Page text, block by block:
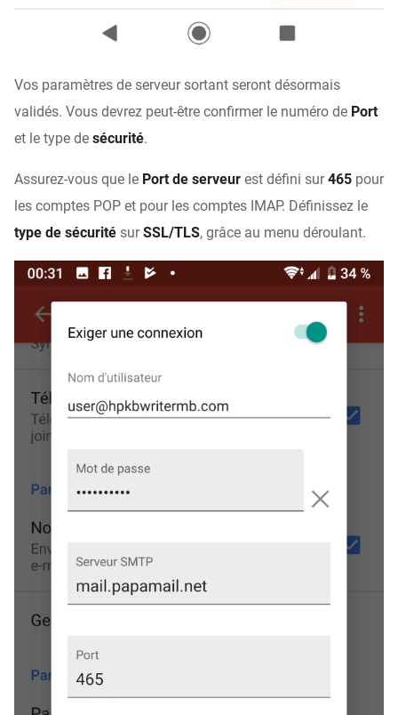
Vos paramètres de serveur sortant seront désormais
validés. Vous devrez peut-être confirmer le numéro de Port
et le type de sécurité.
Assurez-vous que le Port de serveur est défini sur465 pour
les comptes POP et pour les comptes IMAP. Définissez le
type de sécurité surSSL/TLS, grâce au menu déroulant.